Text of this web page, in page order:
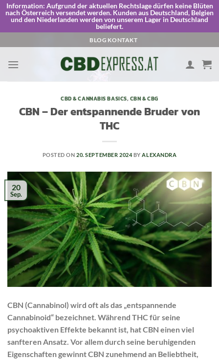
Information: Aufgrund der aktuellen Rechtslage dürfen keine Blüten
nach Österreich versendet werden. Kunden aus Deutschland, Belgien
und den Niederlanden werden von unserem Lager in Deutschland
beliefert.
to
content
BLOG KONTAKT
CBD & CANNABIS BASICS,CBN & CBG
CBN – Der entspannende Bruder von
THC
POSTED ON20. SEPTEMBER 2024 BY ALEXANDRA
20
Sep.
CBN (Cannabinol) wird oft als das „entspannende
Cannabinoid“ bezeichnet. Während THC für seine
psychoaktiven Effekte bekannt ist, hat CBN einen viel
sanfteren Ansatz. Vor allem durch seine beruhigenden
Eigenschaften gewinnt CBN zunehmend an Beliebtheit,